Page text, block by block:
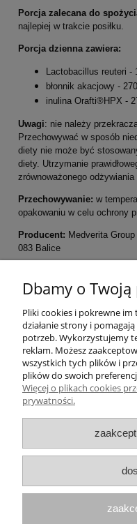
Porcja zalecana do
najlepiej w trakcie posiłku.
Porcja dzienna zawiera:
Lactobacillus reuteri -
błonnik akacjowy -
inulina Orafti®HPX -
Uwagi: nie należy
Przechowywać w sposób
diety nie może być
diety. Utrzymanie
zrównoważonego
Przechowywanie: w
opakowaniu w celu ochrony
Producent: Medverita
083 Balice
Numer konta do
1000
Paulina
Dbamy o
Pliki cookies i pokrewne
działanie strony i
potrzeb. Wykorzystujemy
reklam. Możesz
wszystkich tych plików i
plików do swoich
Więcej o plikach cookies
prywatności.